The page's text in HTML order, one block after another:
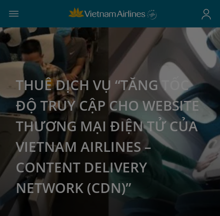
THUÊ DỊCH VỤ “TĂNG TỐC
ĐỘ TRUY CẬP CHO WEBSITE
THƯƠNG MẠI ĐIỆN TỬ CỦA
VIETNAM AIRLINES –
CONTENT DELIVERY
NETWORK (CDN)”